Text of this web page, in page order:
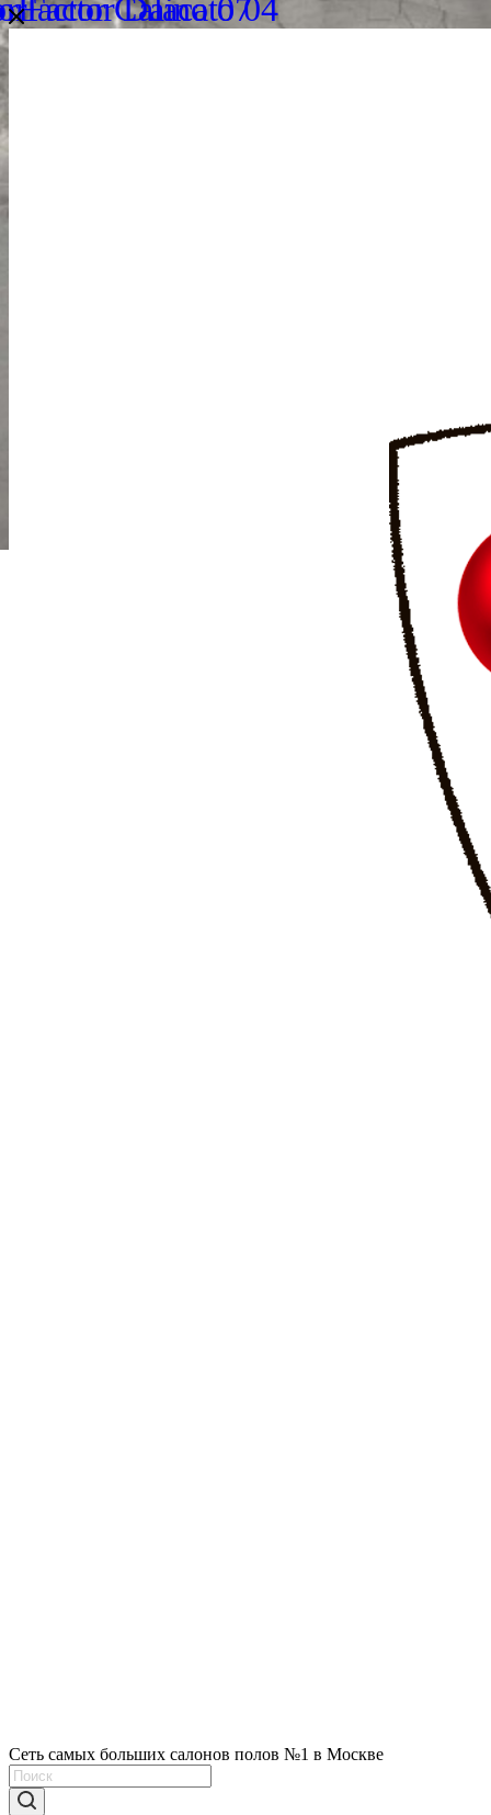
Сеть самых больших салонов полов №1 в Москве